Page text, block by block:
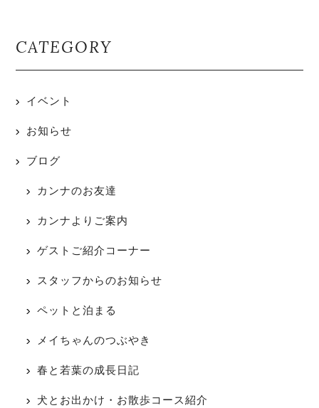
CATEGORY
イベント
お知らせ
ブログ
カンナのお友達
カンナよりご案内
ゲストご紹介コーナー
スタッフからのお知らせ
ペットと泊まる
メイちゃんのつぶやき
春と若葉の成長日記
犬とお出かけ・お散歩コース紹介